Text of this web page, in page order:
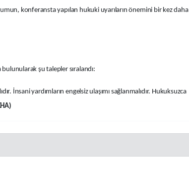
konferansta yapılan hukuki uyarıların önemini bir kez daha
bulunularak şu talepler sıralandı:
İnsani yardımların engelsiz ulaşımı sağlanmalıdır. Hukuksuzca